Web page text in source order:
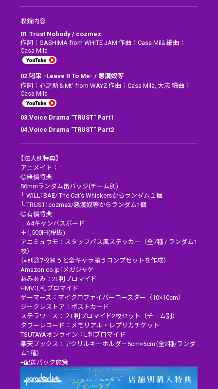
収録内容
01.Trust Nobody / cozmez
作詞：GASHIMA from WHITE JAM 作曲：Casa Milà 編曲：
Casa Milà
02.喝采 -Leave It To Me- / 悪漢奴等
作詞：心之助＆Mt' from WAYZ 作曲：Casa Milà, 大志 編曲：
Casa Milà
03.Voice Drama "TRUST" Part1
04.Voice Drama "TRUST" Part2
【法人別特典】
アニメイト：
◎無償特典
56mmランダム缶バッジ(チーム別)
└ WILL：BAE/ The Cat's Whiskersからランダム１個
└ TRUST：cozmez/悪漢奴等からランダム1個
◎有償特典
A4キャンバスボード
＋1,500円(税抜)
アニミュウモ：スタッフパス風ステッカー（全7種 / ランダム1
枚）
（※別途7枚買うと全キャラ揃うコンプセットを作成）
Amazon.co.jp：メガジャケ
あみあみ：2L判ブロマイド
HMV：L判ブロマイド
ゲーマーズ：マイクロファイバーコースター（10×10cm）
ジークレストア：ポストカード
ステラワース：２L判ブロマイド2枚セット（チーム別）
タワーレコード：メモリアル・レプリカチケット
TSUTAYAオンライン：L判ブロマイド
楽天ブックス：アクリルキーホルダー5cm×5cm（全2種/ランダ
ム1種）
+配送パック施策